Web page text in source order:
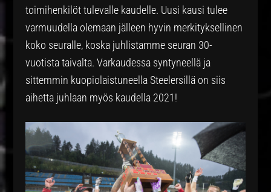
toimihenkilöt tulevalle kaudelle. Uusi kausi tulee
varmuudella olemaan jälleen hyvin merkityksellinen
koko seuralle, koska juhlistamme seuran 30-
vuotista taivalta. Varkaudessa syntyneellä ja
sittemmin kuopiolaistuneella Steelersillä on siis
aihetta juhlaan myös kaudella 2021!